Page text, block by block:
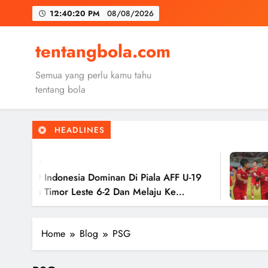
12:40:21 PM 08/08/2026
Malang
Malang
tentangbola.com
Semua yang perlu kamu tahu
tentang bola
HEADLINES
Indonesia Dominan Di Piala AFF U-19
Timor Leste 6-2 Dan Melaju Ke
Home Blog PSG